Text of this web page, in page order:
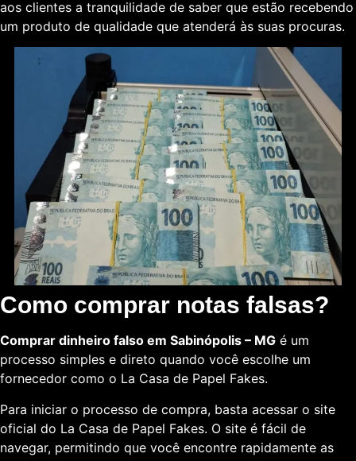
aos clientes a tranquilidade de saber que estão recebendo
um produto de qualidade que atenderá às suas procuras.
Como comprar notas falsas?
Comprar dinheiro falso em Sabinópolis – MG é um
processo simples e direto quando você escolhe um
fornecedor como o La Casa de Papel Fakes.
Para iniciar o processo de compra, basta acessar o site
oficial do La Casa de Papel Fakes. O site é fácil de
navegar, permitindo que você encontre rapidamente as